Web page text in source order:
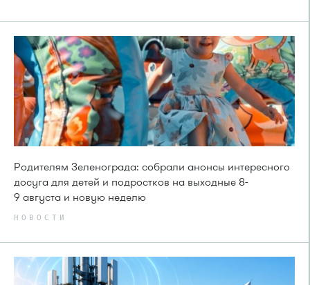
Родителям Зеленограда: собрали анонсы интересного
досуга для детей и подростков на выходные 8-
9 августа и новую неделю
НОВОСТИ